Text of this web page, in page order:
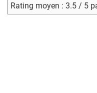
Rating moyen : 3.5 / 5